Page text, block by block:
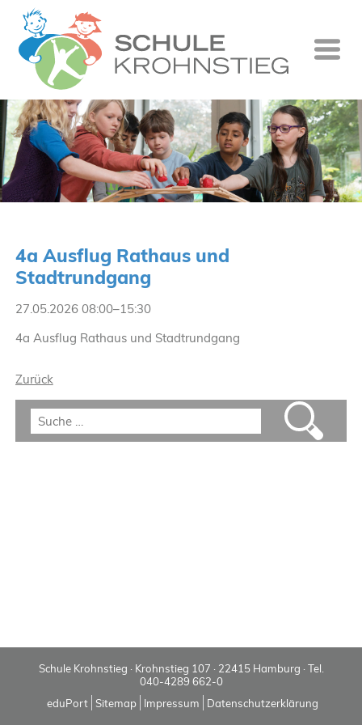
4a Ausflug Rathaus und
Stadtrundgang
27.05.2026 08:00–15:30
4a Ausflug Rathaus und Stadtrundgang
Zurück
Schule Krohnstieg · Krohnstieg 107 · 22415 Hamburg · Tel.
040-4289 662-0
eduPort Sitemap Impressum Datenschutzerklärung
Startseite
Wer wir
Was wir
Ganztag